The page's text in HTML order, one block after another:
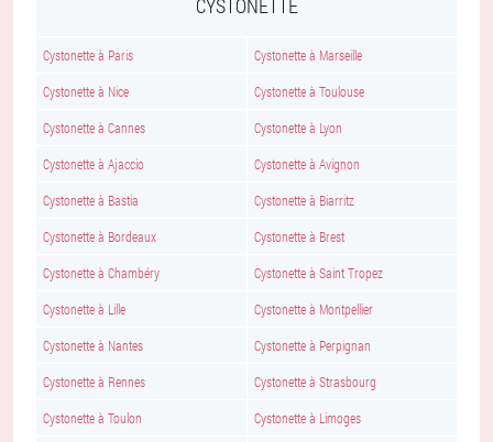
CYSTONETTE
Cystonette à Paris Cystonette à Marseille
Cystonette à Nice Cystonette à Toulouse
Cystonette à Cannes Cystonette à Lyon
Cystonette à Ajaccio Cystonette à Avignon
Cystonette à Bastia Cystonette à Biarritz
Cystonette à Bordeaux Cystonette à Brest
Cystonette à Chambéry Cystonette à Saint Tropez
Cystonette à Lille Cystonette à Montpellier
Cystonette à Nantes Cystonette à Perpignan
Cystonette à Rennes Cystonette à Strasbourg
Cystonette à Toulon Cystonette à Limoges